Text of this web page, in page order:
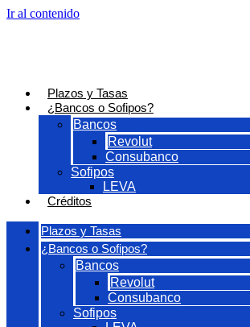
Ir al contenido
Plazos y Tasas
¿Bancos o Sofipos?
Bancos
Revolut
Consubanco
Sofipos
LEVA
Créditos
Plazos y Tasas
¿Bancos o Sofipos?
Bancos
Revolut
Consubanco
Sofipos